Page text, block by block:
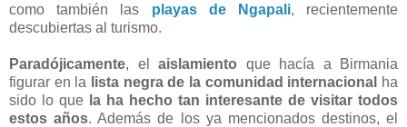
como también las playas de Ngapali, recientemente
descubiertas al turismo.
Paradójicamente, el aislamiento que hacía a Birmania
figurar en la
lista negra de la comunidad internacional
ha
sido lo que la ha hecho tan interesante de visitar todos
estos años. Además de los ya mencionados destinos, el